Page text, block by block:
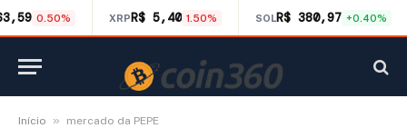
0.50% XRPR$ 5,40 1.50% SOLR$ 380,97 +0.40%
Início » mercado da PEPE